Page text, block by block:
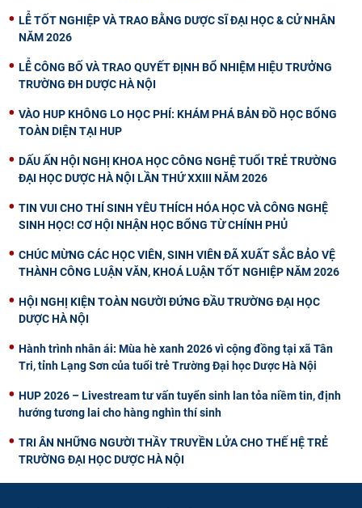
LỄ TỐT NGHIỆP VÀ TRAO BẰNG DƯỢC SĨ ĐẠI HỌC & CỬ NHÂN
NĂM 2026
LỄ CÔNG BỐ VÀ TRAO QUYẾT ĐỊNH BỔ NHIỆM HIỆU TRƯỞNG
TRƯỜNG ĐH DƯỢC HÀ NỘI
VÀO HUP KHÔNG LO HỌC PHÍ: KHÁM PHÁ BẢN ĐỒ HỌC BỔNG
TOÀN DIỆN TẠI HUP
DẤU ẤN HỘI NGHỊ KHOA HỌC CÔNG NGHỆ TUỔI TRẺ TRƯỜNG
ĐẠI HỌC DƯỢC HÀ NỘI LẦN THỨ XXIII NĂM 2026
TIN VUI CHO THÍ SINH YÊU THÍCH HÓA HỌC VÀ CÔNG NGHỆ
SINH HỌC! CƠ HỘI NHẬN HỌC BỔNG TỪ CHÍNH PHỦ
CHÚC MỪNG CÁC HỌC VIÊN, SINH VIÊN ĐÃ XUẤT SẮC BẢO VỆ
THÀNH CÔNG LUẬN VĂN, KHOÁ LUẬN TỐT NGHIỆP NĂM 2026
HỘI NGHỊ KIỆN TOÀN NGƯỜI ĐỨNG ĐẦU TRƯỜNG ĐẠI HỌC
DƯỢC HÀ NỘI
Hành trình nhân ái: Mùa hè xanh 2026 vì cộng đồng tại xã Tân
Tri, tỉnh Lạng Sơn của tuổi trẻ Trường Đại học Dược Hà Nội
HUP 2026 – Livestream tư vấn tuyển sinh lan tỏa niềm tin, định
hướng tương lai cho hàng nghìn thí sinh
TRI ÂN NHỮNG NGƯỜI THẦY TRUYỀN LỬA CHO THẾ HỆ TRẺ
TRƯỜNG ĐẠI HỌC DƯỢC HÀ NỘI